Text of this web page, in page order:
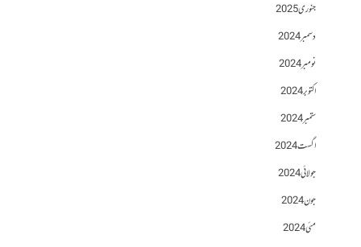
جنوری 2025
دسمبر 2024
نومبر 2024
اکتوبر 2024
ستمبر 2024
اگست 2024
جولائی 2024
جون 2024
مئی 2024